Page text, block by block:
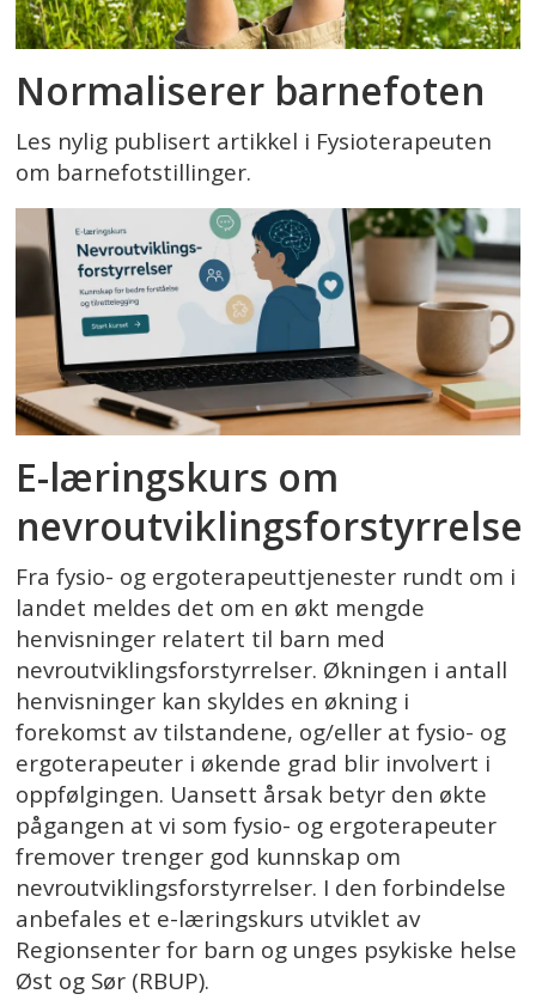
Normaliserer barnefoten
Les nylig publisert artikkel i Fysioterapeuten
om barnefotstillinger.
E-læringskurs om
Fra fysio- og ergoterapeuttjenester rundt om i
landet meldes det om en økt mengde
henvisninger relatert til barn med
nevroutviklingsforstyrrelser. Økningen i antall
henvisninger kan skyldes en økning i
forekomst av tilstandene, og/eller at fysio- og
ergoterapeuter i økende grad blir involvert i
oppfølgingen. Uansett årsak betyr den økte
pågangen at vi som fysio- og ergoterapeuter
fremover trenger god kunnskap om
nevroutviklingsforstyrrelser. I den forbindelse
anbefales et e-læringskurs utviklet av
Regionsenter for barn og unges psykiske helse
Øst og Sør (RBUP).